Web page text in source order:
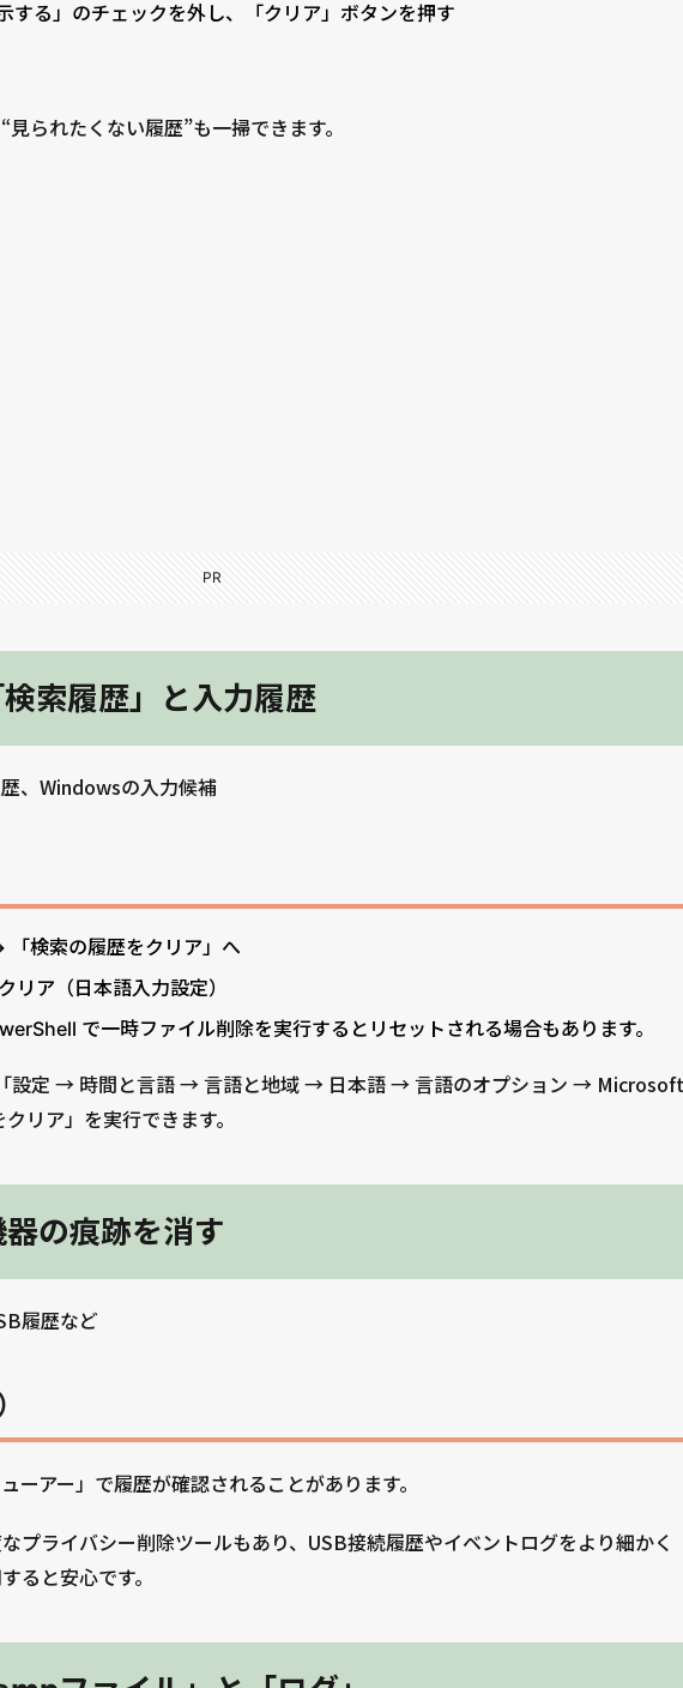
する」のチェックを外し、「クリア」ボタンを押す
られたくない履歴”も一掃できます。
PR
索履歴」と入力履歴
、Windowsの入力候補
検索の履歴をクリア」へ
リア（日本語入力設定）
で一時ファイル削除を実行するとリセットされる場合もあります。
設定 → 時間と言語 → 言語と地域 → 日本語 → 言語のオプション → Microsoft
リア」を実行できます。
の痕跡を消す
履歴など
ーアー」で履歴が確認されることがあります。
プライバシー削除ツールもあり、USB接続履歴やイベントログをより細かく
ると安心です。